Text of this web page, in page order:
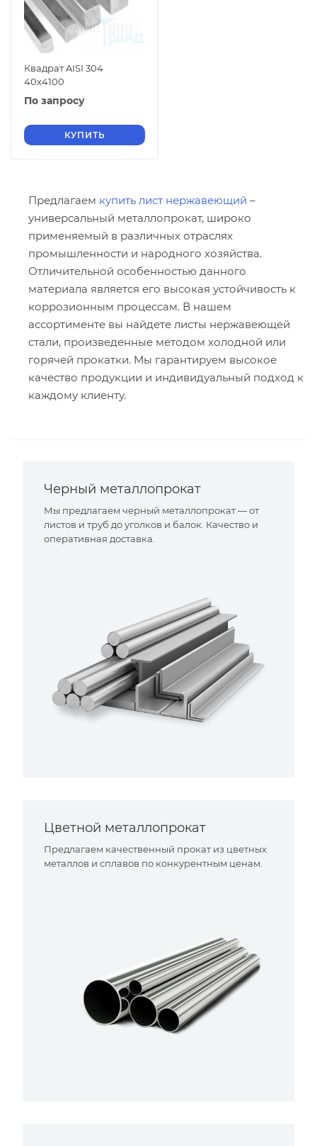
Квадрат AISI 304
40х4100
По запросу
КУПИТЬ
Предлагаем купить лист нержавеющий –
универсальный металлопрокат, широко
применяемый в различных отраслях
промышленности и народного хозяйства.
Отличительной особенностью данного
материала является его высокая устойчивость к
коррозионным процессам. В нашем
ассортименте вы найдете листы нержавеющей
стали, произведенные методом холодной или
горячей прокатки. Мы гарантируем высокое
качество продукции и индивидуальный подход к
каждому клиенту.
Черный металлопрокат
Мы предлагаем черный металлопрокат — от
листов и труб до уголков и балок. Качество и
оперативная доставка.
Цветной металлопрокат
Предлагаем качественный прокат из цветных
металлов и сплавов по конкурентным ценам.